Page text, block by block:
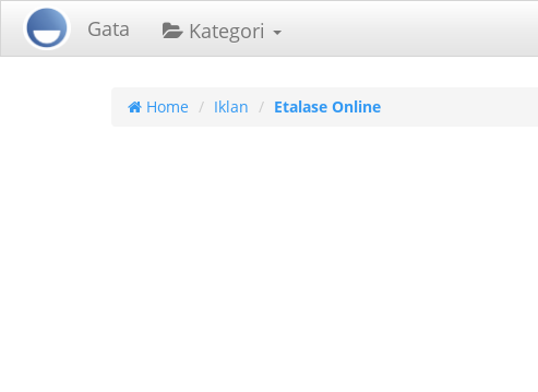
Gata Kategori
Home Iklan Etalase Online